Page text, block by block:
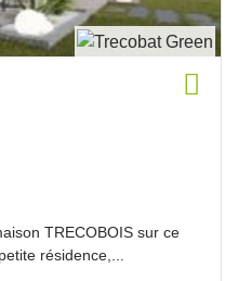
TRECOBOIS sur ce
résidence,...